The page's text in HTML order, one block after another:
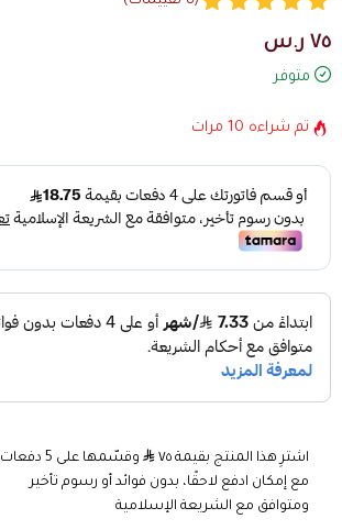
٧٥ ر.س
متوفر
تم شراءه 10 مرات
اشترِ هذا المنتج بقيمة ٧٥
وقسّمها على 5 دفعات
مع إمكان ادفع لاحقًا، بدون فوائد أو رسوم تأخير
ومتوافق مع الشريعة الإسلامية